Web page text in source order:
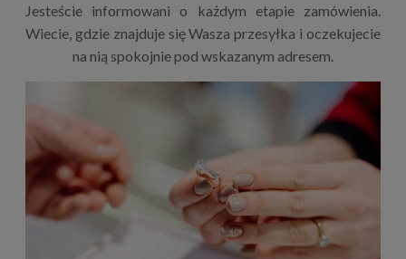
Jesteście informowani o każdym etapie zamówienia.
Wiecie, gdzie znajduje się Wasza przesyłka i oczekujecie
na nią spokojnie pod wskazanym adresem.